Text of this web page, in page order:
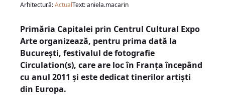
Arhitectură:ActualText: aniela.macarin
Primăria Capitalei prin Centrul Cultural Expo
Arte organizează, pentru prima dată la
București, festivalul de fotografie
Circulation(s), care are loc în Franța începând
cu anul 2011 și este dedicat tinerilor artiști
din Europa.